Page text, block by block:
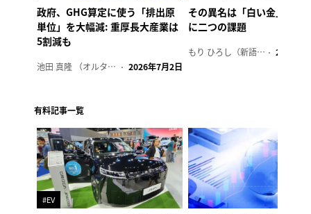
政府、GHG算定に使う「排出原
単位」を大幅減: 重厚長大産業は
5割減も
池田 真隆 （オルタナ輪番編集長） 2026年7月2日
その異名は「白い金」、リ
に二つの課題
もり ひろし（新語ウォッチャー） 2023年7
有料記事一覧
#EV